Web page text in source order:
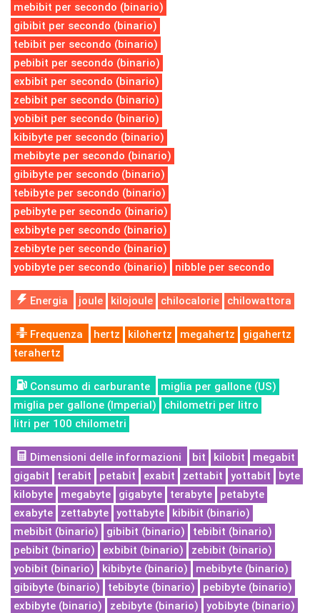
mebibit per secondo (binario)
gibibit per secondo (binario)
tebibit per secondo (binario)
pebibit per secondo (binario)
exbibit per secondo (binario)
zebibit per secondo (binario)
yobibit per secondo (binario)
kibibyte per secondo (binario)
mebibyte per secondo (binario)
gibibyte per secondo (binario)
tebibyte per secondo (binario)
pebibyte per secondo (binario)
exbibyte per secondo (binario)
zebibyte per secondo (binario)
yobibyte per secondo (binario)
nibble per secondo
Energia joule kilojoule chilocalorie chilowattora
Frequenza hertz kilohertz megahertz
gigahertz
terahertz
Consumo di carburante
miglia per gallone (US)
miglia per gallone (Imperial)
chilometri per litro
litri per 100 chilometri
Dimensioni delle informazioni bit kilobit
megabit
gigabit
terabit petabit exabit zettabit yottabit
byte
kilobyte
megabyte gigabyte terabyte
petabyte
exabyte
zettabyte yottabyte
kibibit (binario)
mebibit (binario)
gibibit (binario)
tebibit (binario)
pebibit (binario)
exbibit (binario)
zebibit (binario)
yobibit (binario)
kibibyte (binario)
mebibyte (binario)
gibibyte (binario)
tebibyte (binario)
pebibyte (binario)
exbibyte (binario)
zebibyte (binario)
yobibyte (binario)